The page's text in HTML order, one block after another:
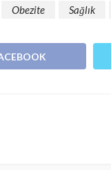
Obezite Sağlık